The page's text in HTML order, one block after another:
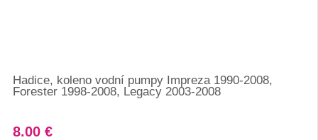
Hadice, koleno vodní pumpy Impreza 1990-2008,
Forester 1998-2008, Legacy 2003-2008
8.00 €